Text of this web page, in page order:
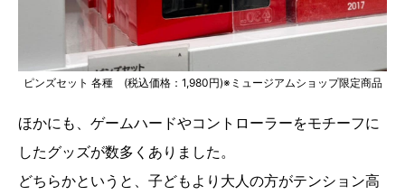
ピンズセット 各種 (税込価格：1,980円)※ミュージアムショップ限定商品
ほかにも、ゲームハードやコントローラーをモチーフに
したグッズが数多くありました。
どちらかというと、子どもより大人の方がテンション高